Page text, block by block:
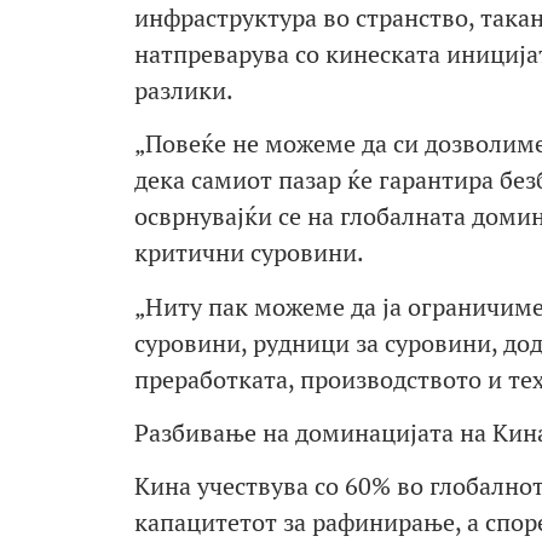
инфраструктура во странство,
натпреварува со кинеската
разлики.
„Повеќе не можеме да си
дека самиот пазар ќе гарантира
осврнувајќи се на глобалната
критични суровини.
„Ниту пак можеме да ја
суровини, рудници за суровини,
преработката, производството и
Разбивање на доминацијата на
Кина учествува со 60% во
капацитетот за рафинирање, а